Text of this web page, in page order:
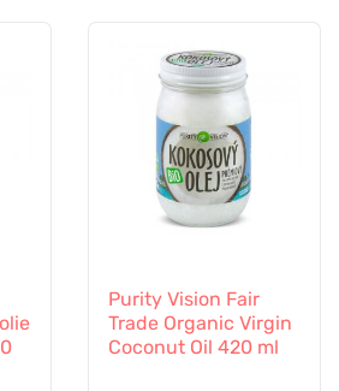
Purity Vision Fair
Trade Organic Virgin
Coconut Oil 420 ml